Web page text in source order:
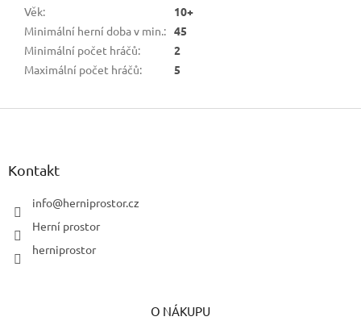
Věk:
10+
Minimální herní doba v min.: 45
Minimální počet hráčů:
2
Maximální počet hráčů: 5
Z
Kontakt
info@herniprostor.cz
Herní prostor
herniprostor
O NÁKUPU